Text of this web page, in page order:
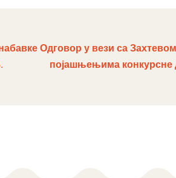
Одговор у вези са
појашњењима конкурсне